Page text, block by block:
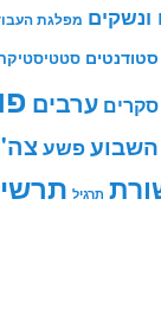
ונשקים מפלגת
סטודנטים
סקרים ערבים
פשע
תרגיל